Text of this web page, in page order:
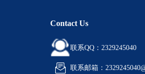
Contact Us
联系QQ：2329245040
联系邮箱：